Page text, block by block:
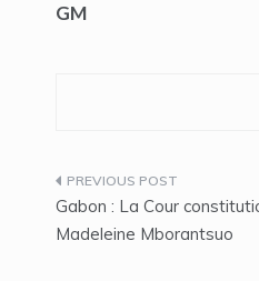
GM
Navigation
de
Gabon : La Cour
Madeleine Mborantsuo